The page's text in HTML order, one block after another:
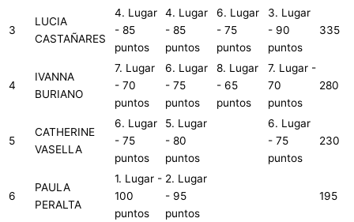
3
LUCIA
CASTAÑARES
4. Lugar
- 85
puntos
4. Lugar
- 85
puntos
6. Lugar
- 75
puntos
3. Lugar
- 90
puntos
335
4
IVANNA
BURIANO
7. Lugar
- 70
puntos
6. Lugar
- 75
puntos
8. Lugar
- 65
puntos
7. Lugar -
70
puntos
280
5
CATHERINE
VASELLA
6. Lugar
- 75
puntos
5. Lugar
- 80
puntos
6. Lugar
- 75
puntos
230
6
PAULA
PERALTA
1. Lugar -
100
puntos
2. Lugar
- 95
puntos
195